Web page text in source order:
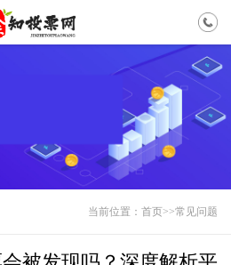
当前位置： 首页>>常见问题